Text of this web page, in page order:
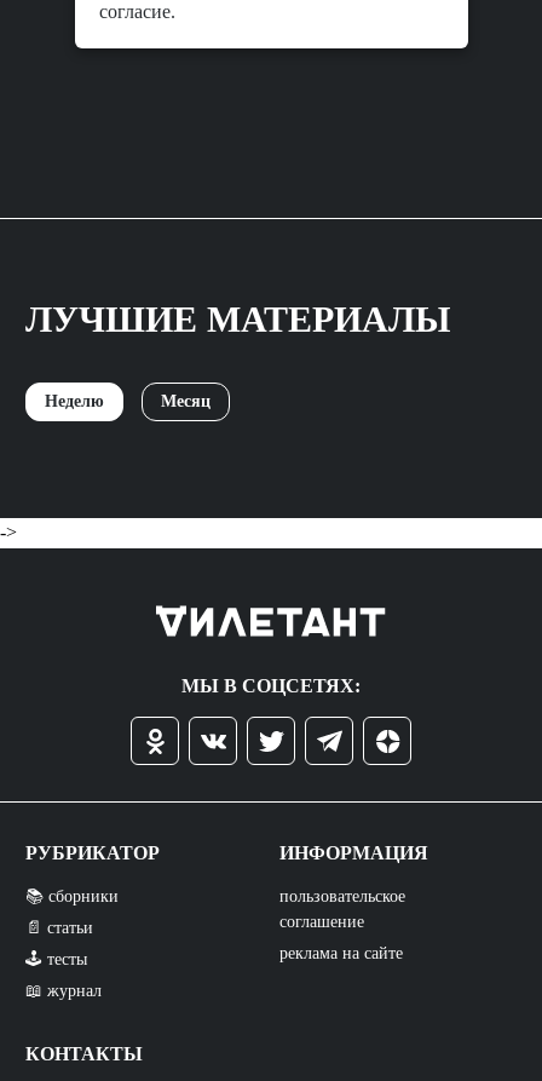
согласие.
ЛУЧШИЕ МАТЕРИАЛЫ
Неделю Месяц
->
МЫ В СОЦСЕТЯХ:
РУБРИКАТОР
📚 сборники
📄 статьи
🕹️ тесты
📖 журнал
КОНТАКТЫ
ИНФОРМАЦИЯ
пользовательское
соглашение
реклама на сайте